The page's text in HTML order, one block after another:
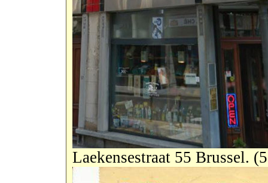
Laekensestraat 55 Brussel.